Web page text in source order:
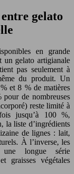
gelato
en grande
un gelato artigianale
pas seulement à
du produit. Un
et 8 % de matières
de nombreuses
reste limité à
jusqu’à 100 %,
la liste d’ingrédients
de lignes : lait,
À l’inverse, les
une longue série
graisses végétales